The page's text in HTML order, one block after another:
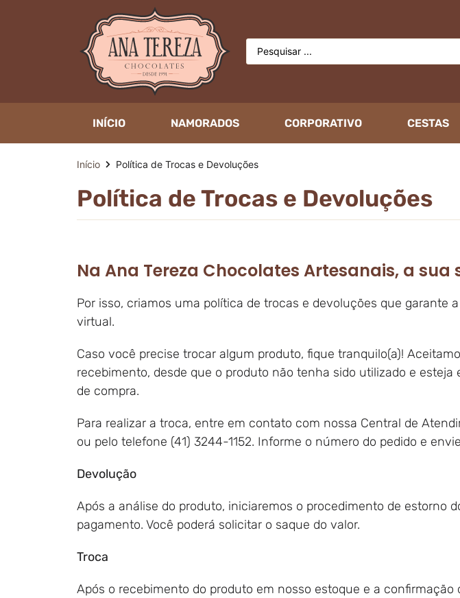
INÍCIO NAMORADOS CORPORATIVO CESTAS
Início Política de Trocas e Devoluções
Política de Trocas e Devoluções
Na Ana Tereza Chocolates Artesanais, a
Por isso, criamos uma política de trocas e devoluções que
virtual.
Caso você precise trocar algum produto, fique tranquilo(a)!
recebimento, desde que o produto não tenha sido utilizado e
de compra.
Para realizar a troca, entre em contato com nossa Central de
ou pelo telefone (41) 3244-1152. Informe o número do pedido e
Devolução
Após a análise do produto, iniciaremos o procedimento de estorno
pagamento. Você poderá solicitar o saque do valor.
Troca
Após o recebimento do produto em nosso estoque e a